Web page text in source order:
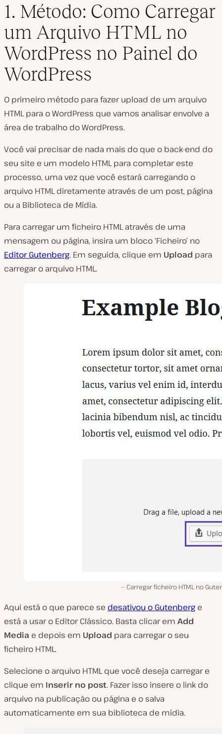
1. Método: Como Carregar
um Arquivo HTML no
WordPress no Painel do
WordPress
O primeiro método para fazer upload de um arquivo
HTML para o WordPress que vamos analisar envolve a
área de trabalho do WordPress.
Você vai precisar de nada mais do que o back-end do
seu site e um modelo HTML para completar este
processo, uma vez que você estará carregando o
arquivo HTML diretamente através de um post, página
ou a Biblioteca de Mídia.
Para carregar um ficheiro HTML através de uma
mensagem ou página, insira um bloco ‘Ficheiro’ no
Editor Gutenberg. Em seguida, clique em Upload para
carregar o arquivo HTML.
Carregar ficheiro HTML no
Aqui está o que parece se desativou o Gutenberg e
está a usar o Editor Clássico. Basta clicar em Add
Media e depois em Upload para carregar o seu
ficheiro HTML.
Selecione o arquivo HTML que você deseja carregar e
clique em Inserir no post. Fazer isso insere o link do
arquivo na publicação ou página e o salva
automaticamente em sua biblioteca de mídia.